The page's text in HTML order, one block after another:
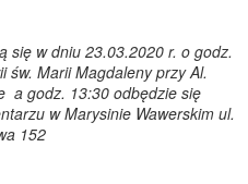
się w dniu 23.03.2020 r. o godz.
św. Marii Magdaleny przy Al.
a godz. 13:30 odbędzie się
w Marysinie Wawerskim ul.
152